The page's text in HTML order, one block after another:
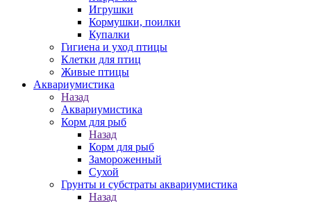
Игрушки
Кормушки, поилки
Купалки
Гигиена и уход птицы
Клетки для птиц
Живые птицы
Аквариумистика
Назад
Аквариумистика
Корм для рыб
Назад
Корм для рыб
Замороженный
Сухой
Грунты и субстраты аквариумистика
Назад